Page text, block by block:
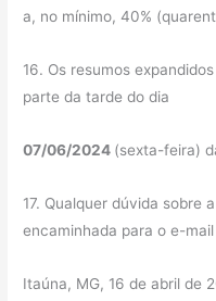
a, no mínimo, 40%
16. Os resumos
parte da tarde do dia
07/06/2024 (sexta-feira)
17. Qualquer dúvida sobre
encaminhada para o e-mail
Itaúna, MG, 16 de abril de